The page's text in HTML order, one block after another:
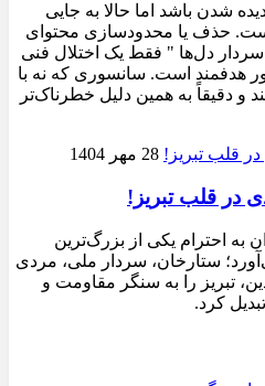
شدن باشد اما حالا به جایی
است. حذف یا محدودسازی محتوای
سردار دل‌ها " فقط یک اختلال فنی
هدفمند است. سانسوری که نه با
و دقیقاً به همین دلیل خطرناک‌تر
28 مهر 1404
در قلب تبریز!
به احترام یکی از بزرگ‌ترین
ستارخان، سردار ملی، مردی
تبریز را به سنگر مقاومت و
کرد.